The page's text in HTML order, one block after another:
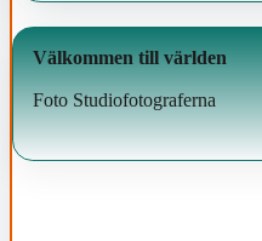
Välkommen till världen
Foto Studiofotograferna